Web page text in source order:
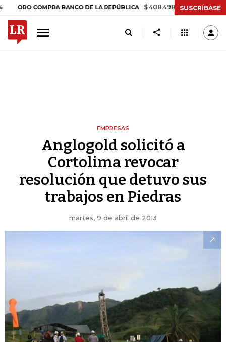
COMPRA BANCO DE LA REPÚBLICA $ 408.498,97 +$ 8.753,81
SUSCRÍBASE
EMPRESAS
Anglogold solicitó a
Cortolima revocar
resolución que detuvo sus
trabajos en Piedras
martes, 9 de abril de 2013